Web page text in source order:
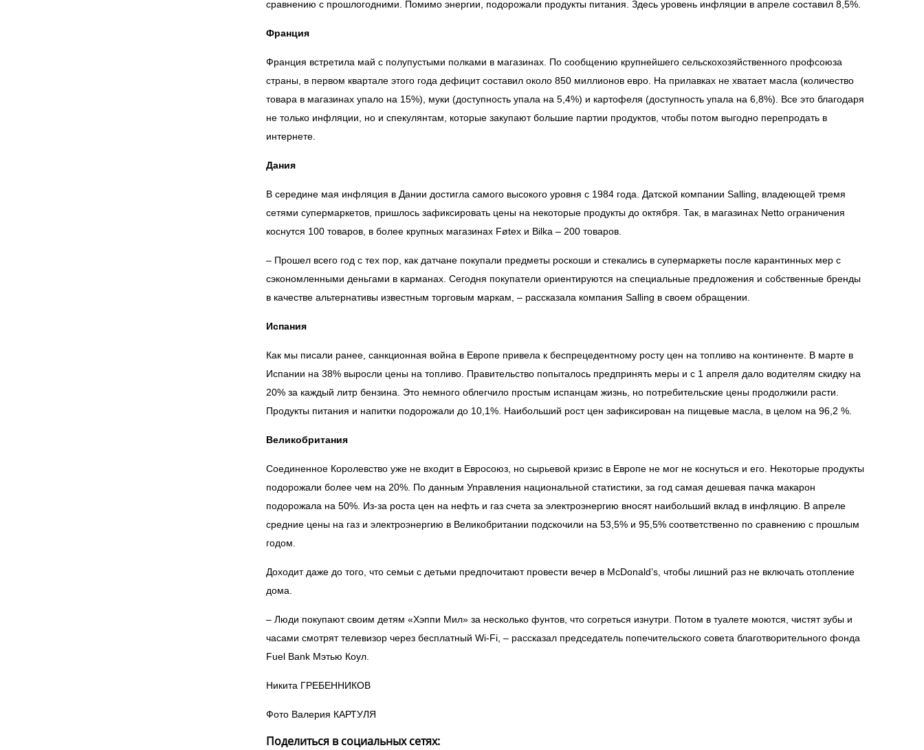
сравнению с прошлогодними. Помимо энергии, подорожали продукты питания. Здесь уровень инфляции в апреле составил 8,5%.
Франция
Франция встретила май с полупустыми полками в магазинах. По сообщению крупнейшего сельскохозяйственного профсоюза
страны, в первом квартале этого года дефицит составил около 850 миллионов евро. На прилавках не хватает масла (количество
товара в магазинах упало на 15%), муки (доступность упала на 5,4%) и картофеля (доступность упала на 6,8%). Все это благодаря
не только инфляции, но и спекулянтам, которые закупают большие партии продуктов, чтобы потом выгодно перепродать в
интернете.
Дания
В середине мая инфляция в Дании достигла самого высокого уровня с 1984 года. Датской компании Salling, владеющей тремя
сетями супермаркетов, пришлось зафиксировать цены на некоторые продукты до октября. Так, в магазинах Netto ограничения
коснутся 100 товаров, в более крупных магазинах Føtex и Bilka – 200 товаров.
– Прошел всего год с тех пор, как датчане покупали предметы роскоши и стекались в супермаркеты после карантинных мер с
сэкономленными деньгами в карманах. Сегодня покупатели ориентируются на специальные предложения и собственные бренды
в качестве альтернативы известным торговым маркам, – рассказала компания Salling в своем обращении.
Испания
Как мы писали ранее, санкционная война в Европе привела к беспрецедентному росту цен на топливо на континенте. В марте в
Испании на 38% выросли цены на топливо. Правительство попыталось предпринять меры и с 1 апреля дало водителям скидку на
20% за каждый литр бензина. Это немного облегчило простым испанцам жизнь, но потребительские цены продолжили расти.
Продукты питания и напитки подорожали до 10,1%. Наибольший рост цен зафиксирован на пищевые масла, в целом на 96,2 %.
Великобритания
Соединенное Королевство уже не входит в Евросоюз, но сырьевой кризис в Европе не мог не коснуться и его. Некоторые продукты
подорожали более чем на 20%. По данным Управления национальной статистики, за год самая дешевая пачка макарон
подорожала на 50%. Из-за роста цен на нефть и газ счета за электроэнергию вносят наибольший вклад в инфляцию. В апреле
средние цены на газ и электроэнергию в Великобритании подскочили на 53,5% и 95,5% соответственно по сравнению с прошлым
годом.
Доходит даже до того, что семьи с детьми предпочитают провести вечер в McDonald’s, чтобы лишний раз не включать отопление
дома.
– Люди покупают своим детям «Хэппи Мил» за несколько фунтов, что согреться изнутри. Потом в туалете моются, чистят зубы и
часами смотрят телевизор через бесплатный Wi-Fi, – рассказал председатель попечительского совета благотворительного фонда
Fuel Bank Мэтью Коул.
Никита ГРЕБЕННИКОВ
Фото Валерия КАРТУЛЯ
Поделиться в социальных сетях: